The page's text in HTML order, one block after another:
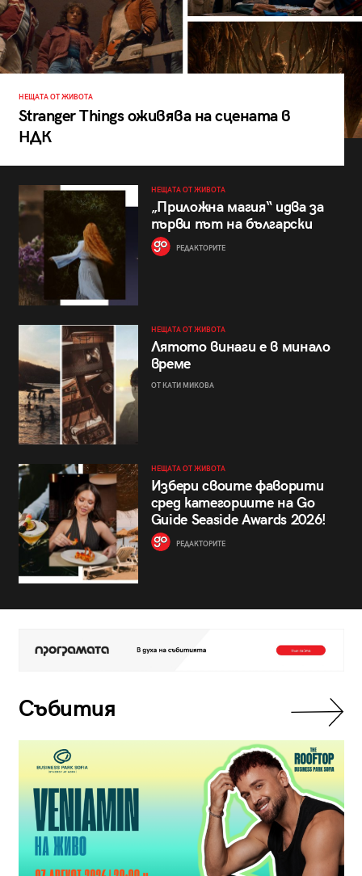
НЕЩАТА ОТ ЖИВОТА
Stranger Things оживява на сцената в
НДК
НЕЩАТА ОТ ЖИВОТА
„Приложна магия“ идва за
първи път на български
РЕДАКТОРИТЕ
НЕЩАТА ОТ ЖИВОТА
Лятото винаги е в минало
време
ОТ КАТИ МИКОВА
НЕЩАТА ОТ ЖИВОТА
Избери своите фаворити
сред категориите на Go
Guide Seaside Awards 2026!
РЕДАКТОРИТЕ
Събития